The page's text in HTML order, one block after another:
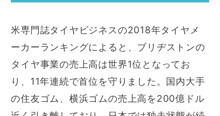
米専門誌タイヤビジネスの2018年タイヤメ
ーカーランキングによると、ブリヂストンの
タイヤ事業の売上高は世界1位となってお
り、11年連続で首位を守りました。国内大手
の住友ゴム、横浜ゴムの売上高を200億ドル